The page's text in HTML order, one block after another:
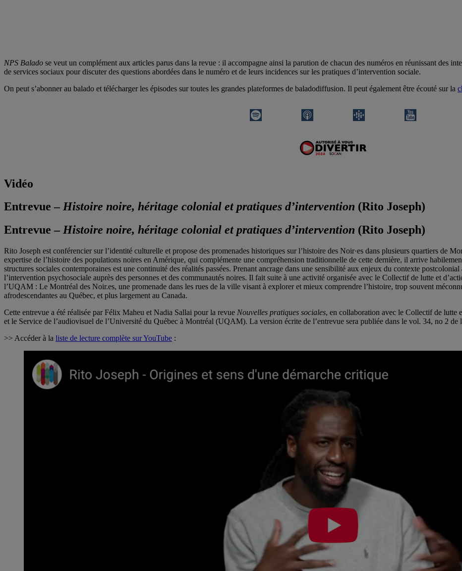
NPS Balado se veut un complément aux articles parus dans la revue : il accompagne ainsi la parution de chacun des numéros en réunissant des
de services sociaux pour discuter des questions abordées dans le numéro et de leurs incidences sur les pratiques d’intervention sociale.
On peut s’abonner au balado et télécharger les épisodes sur toutes les grandes plateformes de baladodiffusion. Il peut également être écouté sur la
Vidéo
Entrevue – Histoire noire, héritage colonial et pratiques d’intervention (Rito Joseph)
Entrevue – Histoire noire, héritage colonial et pratiques d’intervention (Rito Joseph)
Rito Joseph est conférencier sur l’identité culturelle et propose des promenades historiques sur l’histoire des Noir·es dans plusieurs quartiers de
expertise de l’histoire des populations noires en Amérique, qui complémente une compréhension traditionnelle de cette dernière, il arrive
structures sociales contemporaines est une continuité des réalités passées. Prenant ancrage dans une sensibilité aux enjeux du contexte
l’intervention psychosociale auprès des personnes et des communautés noires. Il fait suite à une activité organisée avec le Collectif de lutte et
l’UQAM : Le Montréal des Noir.es, une promenade dans les rues de la ville visant à explorer et mieux comprendre l’histoire, trop souvent
afrodescendantes au Québec, et plus largement au Canada.
Cette entrevue a été réalisée par Félix Maheu et Nadia Sallai pour la revue Nouvelles pratiques sociales, en collaboration avec le Collectif de lutte
et le Service de l’audiovisuel de l’Université du Québec à Montréal (UQAM). La version écrite de l’entrevue sera publiée dans le vol. 34, no 2 de
>> Accéder à la liste de lecture complète sur YouTube :